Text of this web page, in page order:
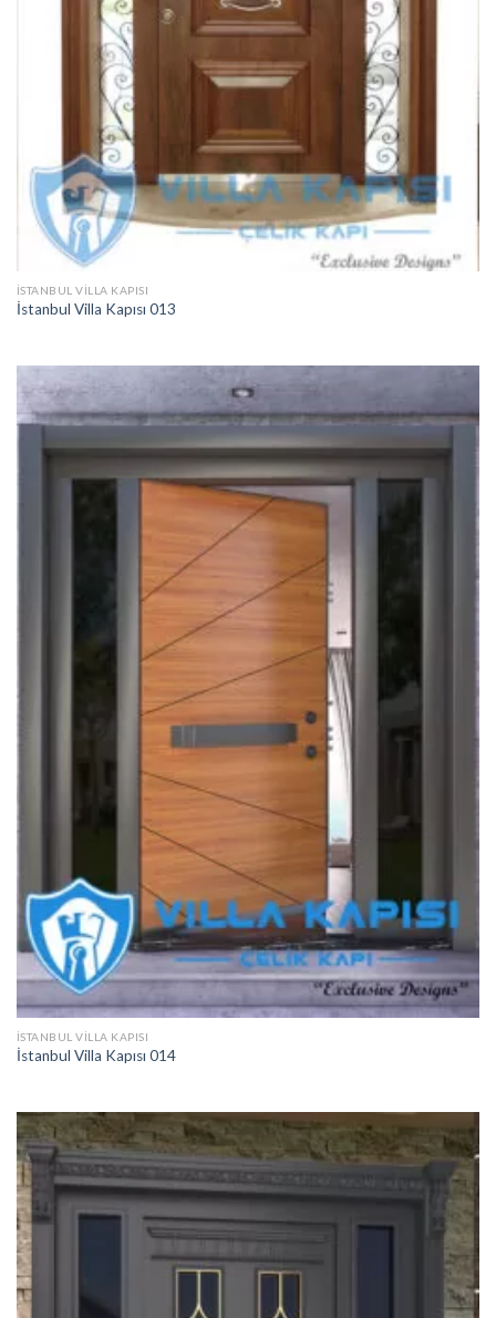
İSTANBUL VILLA KAPISI
İstanbul Villa Kapısı 013
İSTANBUL VILLA KAPISI
İstanbul Villa Kapısı 014